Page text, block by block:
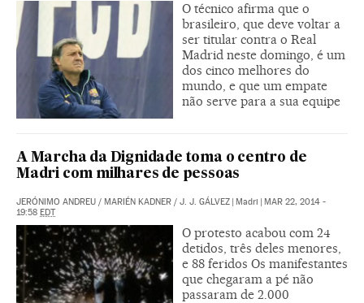
O técnico afirma que o
brasileiro, que deve voltar a
ser titular contra o Real
Madrid neste domingo, é um
dos cinco melhores do
mundo, e que um empate
não serve para a sua equipe
A Marcha da Dignidade toma o centro de
Madri com milhares de pessoas
JERÓNIMO ANDREU / MARIÉN KADNER / J. J. GÁLVEZ | Madri | MAR 22, 2014 -
19:58 EDT
O protesto acabou com 24
detidos, três deles menores,
e 88 feridos Os manifestantes
que chegaram a pé não
passaram de 2.000